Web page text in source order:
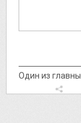
Один из